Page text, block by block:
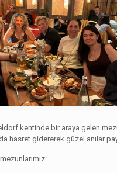
kentinde bir araya gelen
hasret gidererek güzel anılar